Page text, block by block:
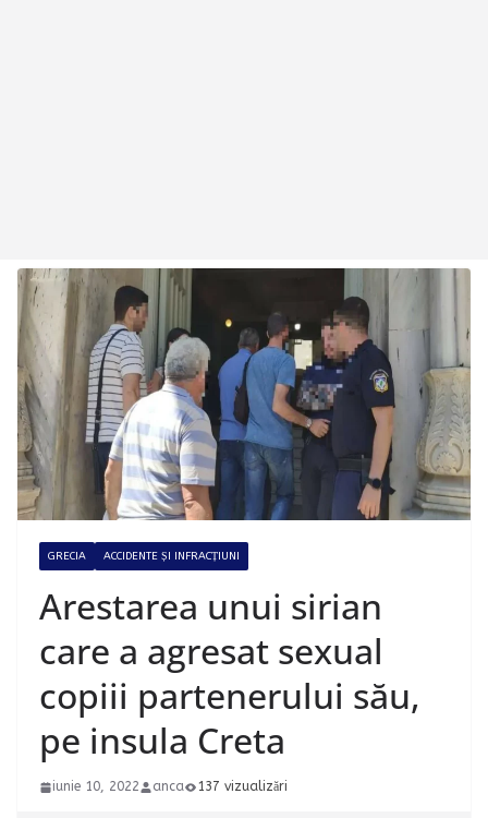
GRECIA ACCIDENTE ȘI INFRACȚIUNI
Arestarea unui sirian
care a agresat sexual
copiii partenerului său,
pe insula Creta
iunie 10, 2022 anca 137 vizualizări